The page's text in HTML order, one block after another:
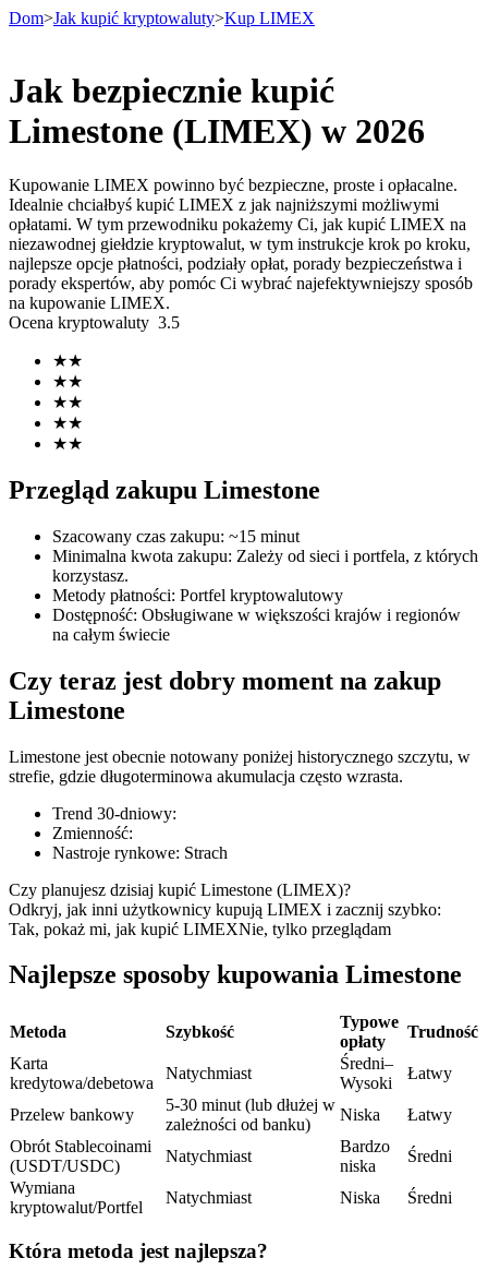
Kontrakty terminowe
Kontrakty terminowe na USDT
Kontrakty futures wykorzystujące USDT jako zabezpieczenie
Kontrakty terminowe COIN-M
Kontrakty terminowe na kryptowaluty
TradFi
towary
Kontrakty terminowe na USDC
Kontrakty futures wykorzystujące USDC jako zabezpieczenie
Kopiowanie Transakcji
Dom>Jak kupić kryptowaluty>Kup LIMEX
Jak bezpiecznie kupić
Limestone (LIMEX) w 2026
Kupowanie LIMEX powinno być bezpieczne, proste i opłacalne.
Idealnie chciałbyś kupić LIMEX z jak najniższymi możliwymi
opłatami. W tym przewodniku pokażemy Ci, jak kupić LIMEX na
niezawodnej giełdzie kryptowalut, w tym instrukcje krok po kroku,
najlepsze opcje płatności, podziały opłat, porady bezpieczeństwa i
porady ekspertów, aby pomóc Ci wybrać najefektywniejszy sposób
na kupowanie LIMEX.
Ocena kryptowaluty 3.5
★★
★★
★★
★★
★★
Przegląd zakupu Limestone
Szacowany czas zakupu: ~15 minut
Minimalna kwota zakupu: Zależy od sieci i portfela, z których
korzystasz.
Metody płatności: Portfel kryptowalutowy
Dostępność: Obsługiwane w większości krajów i regionów
na całym świecie
Czy teraz jest dobry moment na zakup
Limestone
Limestone jest obecnie notowany poniżej historycznego szczytu, w
strefie, gdzie długoterminowa akumulacja często wzrasta.
Trend 30-dniowy:
Zmienność:
Nastroje rynkowe: Strach
Czy planujesz dzisiaj kupić Limestone (LIMEX)?
Odkryj, jak inni użytkownicy kupują LIMEX i zacznij szybko:
Tak, pokaż mi, jak kupić LIMEXNie, tylko przeglądam
Najlepsze sposoby kupowania Limestone
Metoda Szybkość
Typowe
opłaty
Trudność
Karta
kredytowa/debetowa
Natychmiast
Średni–
Wysoki
Łatwy
Przelew bankowy
5-30 minut (lub dłużej w
zależności od banku)
Niska
Łatwy
Obrót Stablecoinami
(USDT/USDC)
Natychmiast
Bardzo
niska
Średni
Wymiana
kryptowalut/Portfel
Natychmiast Niska Średni
Która metoda jest najlepsza?